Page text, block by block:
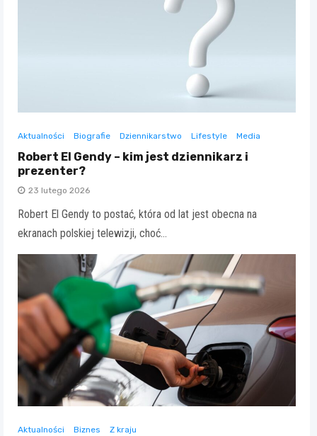
Aktualności Biografie Dziennikarstwo Lifestyle Media
Robert El Gendy – kim jest dziennikarz i
prezenter?
23 lutego 2026
Robert El Gendy to postać, która od lat jest obecna na
ekranach polskiej telewizji, choć…
Aktualności Biznes Z kraju